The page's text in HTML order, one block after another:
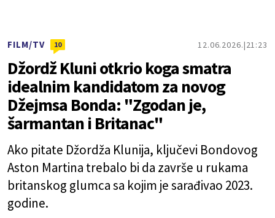
FILM/TV 10 12.06.2026. 21:23
Džordž Kluni otkrio koga smatra
idealnim kandidatom za novog
Džejmsa Bonda: "Zgodan je,
šarmantan i Britanac"
Ako pitate Džordža Klunija, ključevi Bondovog
Aston Martina trebalo bi da završe u rukama
britanskog glumca sa kojim je sarađivao 2023.
godine.